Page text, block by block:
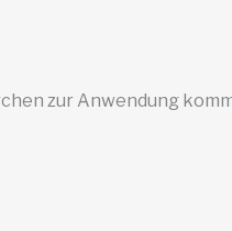
zur Anwendung